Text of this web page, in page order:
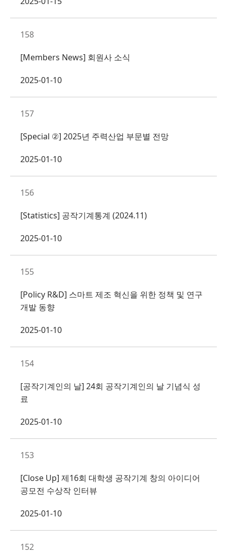
158
[Members News] 회원사 소식
2025-01-10
157
[Special ②] 2025년 주력산업 부문별 전망
2025-01-10
156
[Statistics] 공작기계통계 (2024.11)
2025-01-10
155
[Policy R&D] 스마트 제조 혁신을 위한 정책 및 연구
개발 동향
2025-01-10
154
[공작기계인의 날] 24회 공작기계인의 날 기념식 성
료
2025-01-10
153
[Close Up] 제16회 대학생 공작기계 창의 아이디어
공모전 수상작 인터뷰
2025-01-10
152